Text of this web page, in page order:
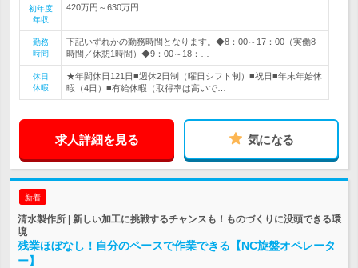
初年度
年収
420万円～630万円
勤務
時間
下記いずれかの勤務時間となります。◆8：00～17：00（実働8
時間／休憩1時間）◆9：00～18：…
休日
休暇
★年間休日121日■週休2日制（曜日シフト制）■祝日■年末年始休
暇（4日）■有給休暇（取得率は高いで…
求人詳細を見る 気になる
新着
清水製作所 | 新しい加工に挑戦するチャンスも！ものづくりに没頭できる環
境
残業ほぼなし！自分のペースで作業できる【NC旋盤オペレータ
ー】